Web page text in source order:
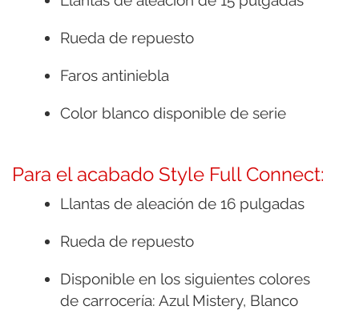
Rueda de repuesto
Faros antiniebla
Color blanco disponible de serie
Para el acabado Style Full Connect:
Llantas de aleación de 16 pulgadas
Rueda de repuesto
Disponible en los siguientes colores
de carrocería: Azul Mistery, Blanco